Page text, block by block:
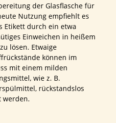
der Glasflasche für
Nutzung empfiehlt es
Etikett durch ein etwa
Einweichen in heißem
lösen. Etwaige
können im
mit einem milden
wie z. B.
rückstandslos
werden.